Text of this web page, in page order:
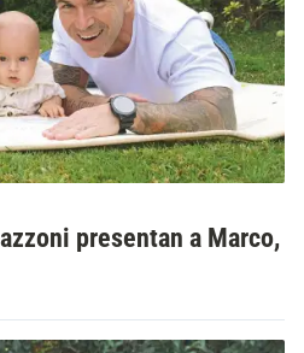
presentan a Marco,